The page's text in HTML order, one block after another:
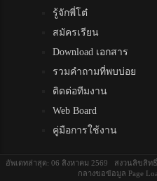
รู้จักพี่โต๋
สมัครเรียน
Download เอกสาร
รวมคำถามที่พบบ่อย
ติดต่อทีมงาน
Web Board
คู่มือการใช้งาน
อัพเดทล่าสุด: 06 สิงหาคม 2569 สงวนลิขสิทธิ์
กลางขอข้อมูล Page